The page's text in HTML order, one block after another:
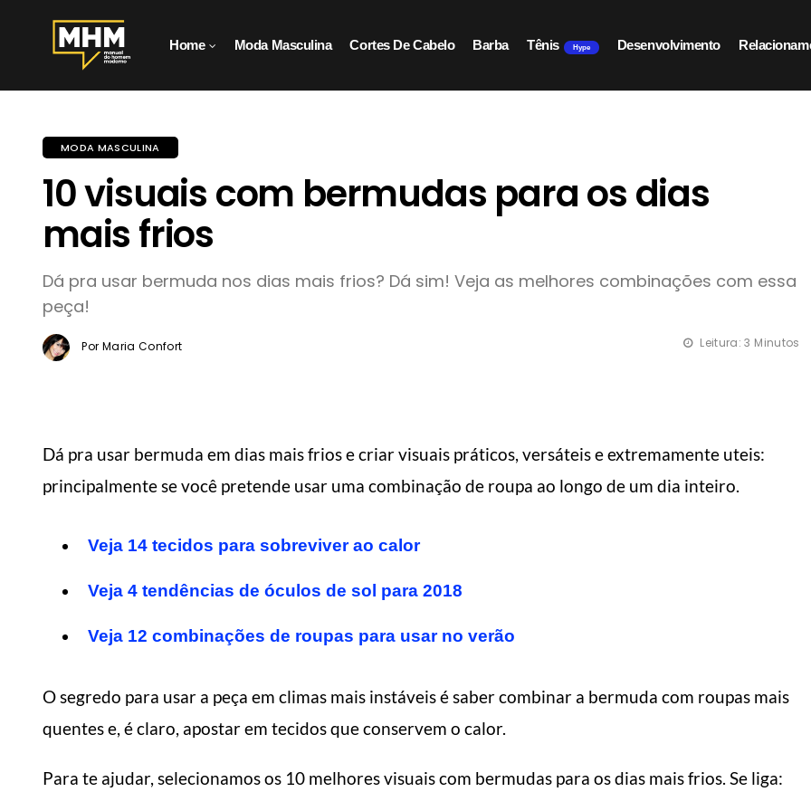
Home Moda Masculina Cortes De Cabelo Barba Tênis Hype Desenvolvimento
MODA MASCULINA
10 visuais com bermudas para os dias
mais frios
Dá pra usar bermuda nos dias mais frios? Dá sim! Veja as melhores combinações com essa
peça!
Por Maria Confort Leitura: 3 Minutos
Dá pra usar bermuda em dias mais frios e criar visuais práticos, versáteis e extremamente uteis:
principalmente se você pretende usar uma combinação de roupa ao longo de um dia inteiro.
Veja 14 tecidos para sobreviver ao calor
Veja 4 tendências de óculos de sol para 2018
Veja 12 combinações de roupas para usar no verão
O segredo para usar a peça em climas mais instáveis é saber combinar a bermuda com roupas mais
quentes e, é claro, apostar em tecidos que conservem o calor.
Para te ajudar, selecionamos os 10 melhores visuais com bermudas para os dias mais frios. Se liga: